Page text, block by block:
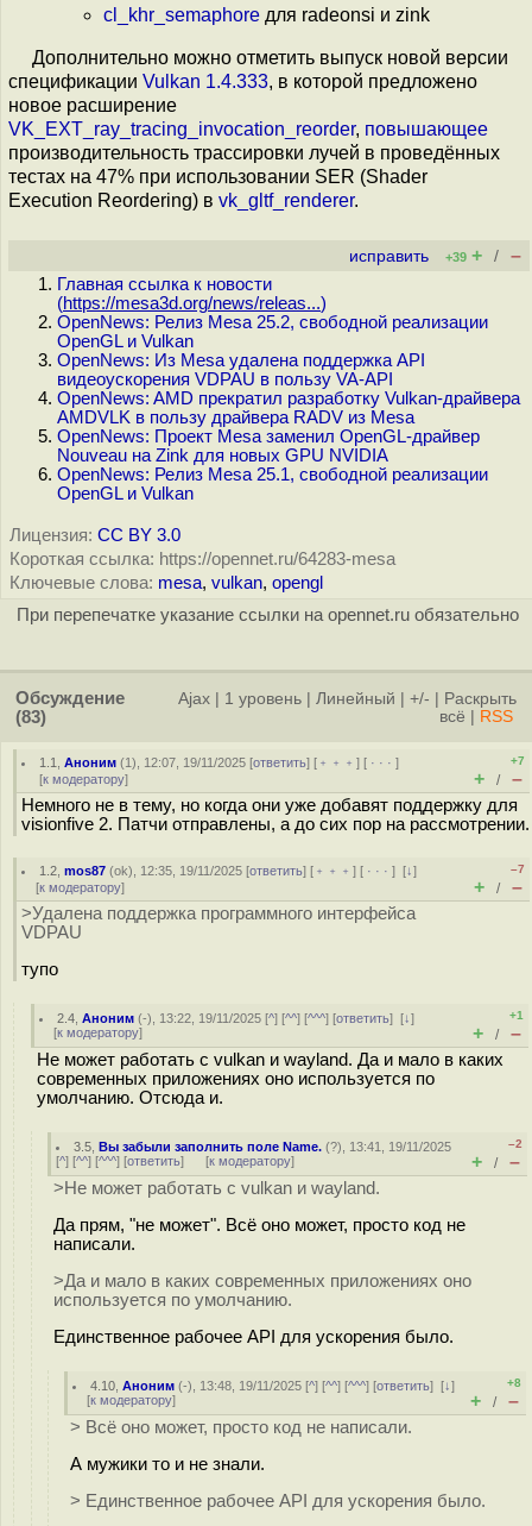
cl_khr_semaphore для radeonsi и zink
Дополнительно можно отметить выпуск новой версии
спецификации Vulkan 1.4.333, в которой предложено
новое расширение
VK_EXT_ray_tracing_invocation_reorder, повышающее
производительность трассировки лучей в проведённых
тестах на 47% при использовании SER (Shader
Execution Reordering) в vk_gltf_renderer.
исправить +39 + / –
Главная ссылка к новости
(https://mesa3d.org/news/releas...)
OpenNews: Релиз Mesa 25.2, свободной реализации
OpenGL и Vulkan
OpenNews: Из Mesa удалена поддержка API
видеоускорения VDPAU в пользу VA-API
OpenNews: AMD прекратил разработку Vulkan-драйвера
AMDVLK в пользу драйвера RADV из Mesa
OpenNews: Проект Mesa заменил OpenGL-драйвер
Nouveau на Zink для новых GPU NVIDIA
OpenNews: Релиз Mesa 25.1, свободной реализации
OpenGL и Vulkan
Лицензия: CC BY 3.0
Короткая ссылка: https://opennet.ru/64283-mesa
Ключевые слова: mesa, vulkan, opengl
При перепечатке указание ссылки на opennet.ru обязательно
Обсуждение
(83)
Ajax 1 уровень Линейный +/-
Раскрыть
всё
RSS
1.1 ,Аноним (1), 12:07, 19/11/2025 [ответить] [ ﹢﹢﹢] [ · · ·]
[к модератору]
+7
+ / –
Немного не в тему, но когда они уже добавят поддержку для
visionfive 2. Патчи отправлены, а до сих пор на рассмотрении.
1.2 ,mos87 (ok), 12:35, 19/11/2025 [ответить] [ ﹢﹢﹢] [ · · ·][↓]
[к модератору]
–7
+ / –
>Удалена поддержка программного интерфейса
VDPAU
тупо
2.4 ,Аноним (-), 13:22, 19/11/2025 [^] [^^] [^^^] [ответить][↓]
[к модератору]
+1
+ / –
Не может работать с vulkan и wayland. Да и мало в каких
современных приложениях оно используется по
умолчанию. Отсюда и.
3.5 ,Вы забыли заполнить поле Name. (?), 13:41, 19/11/2025
[^] [^^] [^^^] [ответить] [к модератору]
–2
+ / –
>Не может работать с vulkan и wayland.
Да прям, "не может". Всё оно может, просто код не
написали.
>Да и мало в каких современных приложениях оно
используется по умолчанию.
Единственное рабочее API для ускорения было.
4.10 ,Аноним (-), 13:48, 19/11/2025 [^] [^^] [^^^] [ответить][↓]
[к модератору]
+8
+ / –
> Всё оно может, просто код не написали.
А мужики то и не знали.
> Единственное рабочее API для ускорения было.